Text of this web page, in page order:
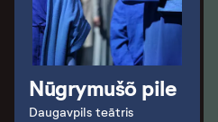
Nūgrymušõ pile
Daugavpils teātris